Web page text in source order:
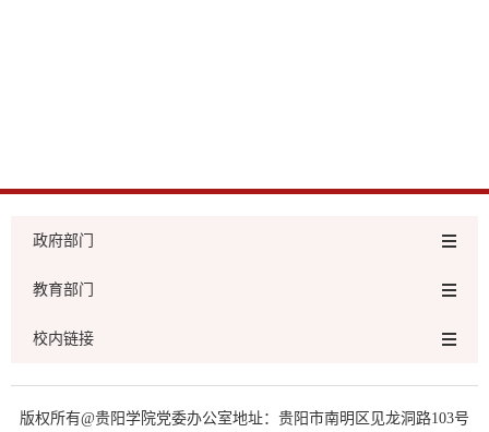
政府部门
教育部门
校内链接
版权所有@贵阳学院党委办公室地址：贵阳市南明区见龙洞路103号